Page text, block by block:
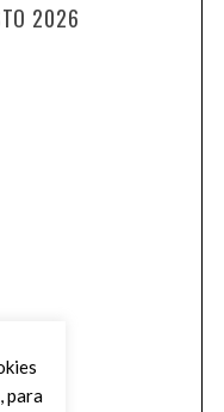
2026
para